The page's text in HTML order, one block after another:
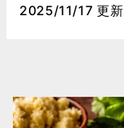
2025/11/17 更新